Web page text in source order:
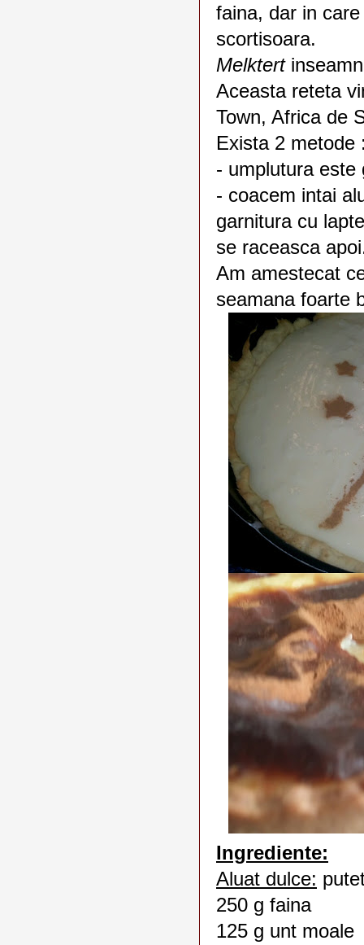
faina, dar in
scortisoara.
Melktert
Aceasta reteta
Town, Africa de
Exista 2 metode
- umplutura este
- coacem intai
garnitura cu
se raceasca
Am amestecat
seamana foarte
Ingrediente:
Aluat dulce:
250 g faina
125 g unt moale